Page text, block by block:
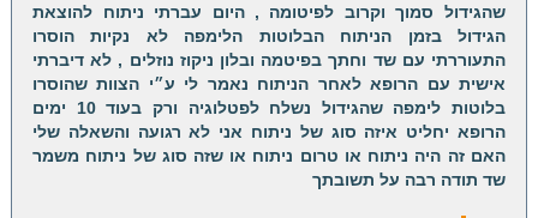
שהגידול סמוך וקרוב לפיטומה , היום עברתי ניתוח להוצאת
הגידול בזמן הניתוח הבלוטות הלימפה לא נקיות הוסרו
התעוררתי עם שד וחתך בפיטמה ובלון ניקוז נוזלים , לא דיברתי
אישית עם הרופא לאחר הניתוח נאמר לי ע״י הצוות שהוסרו
בלוטות לימפה שהגידול נשלח לפטלוגיה ורק בעוד 10 ימים
הרופא יחליט איזה סוג של ניתוח אני לא רגועה והשאלה שלי
האם זה היה ניתוח או טרום ניתוח או שזה סוג של ניתוח משמר
שד תודה רבה על תשובתך